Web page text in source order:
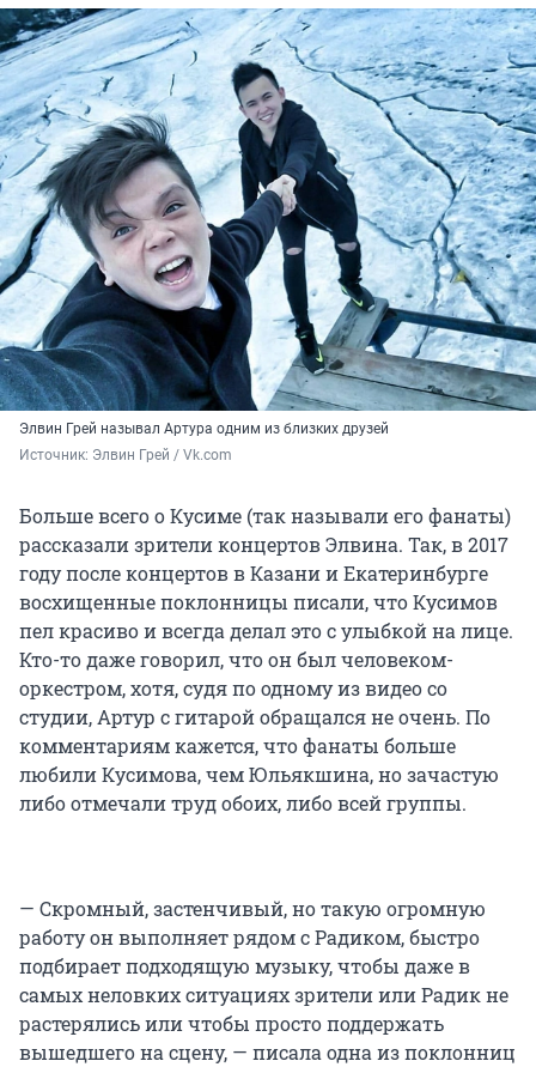
Элвин Грей называл Артура одним из близких друзей
Источник: Элвин Грей / Vk.com
Больше всего о Кусиме (так называли его фанаты)
рассказали зрители концертов Элвина. Так, в 2017
году после концертов в Казани и Екатеринбурге
восхищенные поклонницы писали, что Кусимов
пел красиво и всегда делал это с улыбкой на лице.
Кто-то даже говорил, что он был человеком-
оркестром, хотя, судя по одному из видео со
студии, Артур с гитарой обращался не очень. По
комментариям кажется, что фанаты больше
любили Кусимова, чем Юльякшина, но зачастую
либо отмечали труд обоих, либо всей группы.
— Скромный, застенчивый, но такую огромную
работу он выполняет рядом с Радиком, быстро
подбирает подходящую музыку, чтобы даже в
самых неловких ситуациях зрители или Радик не
растерялись или чтобы просто поддержать
вышедшего на сцену, — писала одна из поклонниц